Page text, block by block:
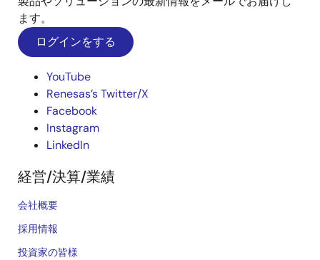
ます。
ログインをする
YouTube
Renesas’s Twitter/X
Facebook
Instagram
LinkedIn
経営/決算/業績
会社概要
採用情報
投資家の皆様